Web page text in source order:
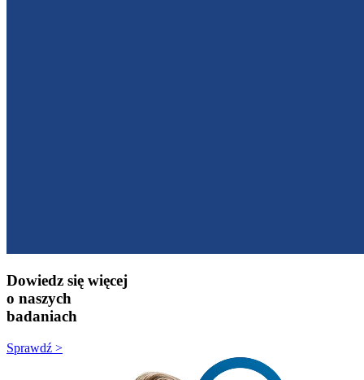
Dowiedz się więcej
o naszych
badaniach
Sprawdź >